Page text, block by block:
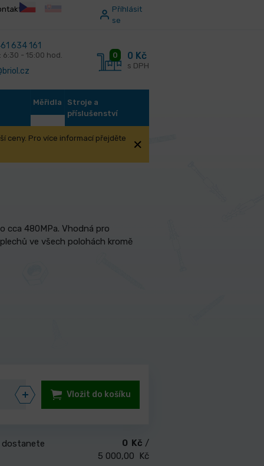
Příhlásit
se
634 161
6:30 - 15:00 hod. 0 0 Kč
s DPH
Měřidla
Stroje a
příslušenství
ceny. Pro více informací přejděte
cca 480MPa. Vhodná pro
ve všech polohách kromě
Vložit do košíku
dostanete
0 Kč /
5 000,00 Kč